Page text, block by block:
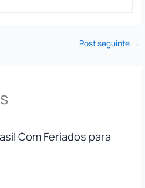
Post seguinte →
Com Feriados para